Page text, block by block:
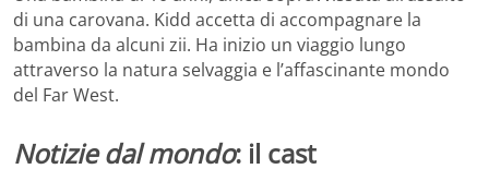
di una carovana. Kidd accetta di accompagnare la
bambina da alcuni zii. Ha inizio un viaggio lungo
attraverso la natura selvaggia e l’affascinante mondo
del Far West.
Notizie dal mondo: il cast